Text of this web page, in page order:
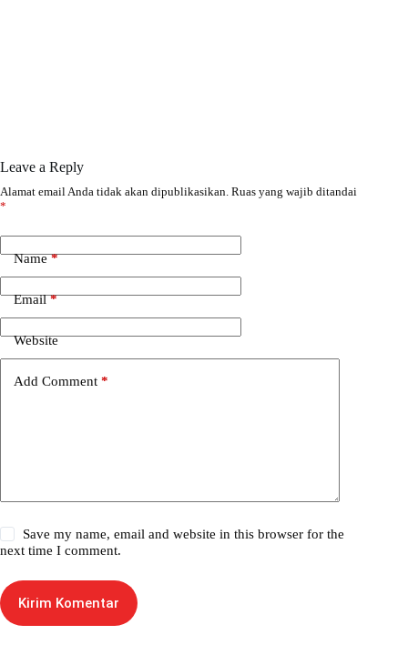
Leave a Reply
Alamat email Anda tidak akan dipublikasikan. Ruas yang wajib ditandai
*
Name*
Email*
Website
Add Comment *
Save my name, email and website in this browser for the
next time I comment.
Kirim Komentar